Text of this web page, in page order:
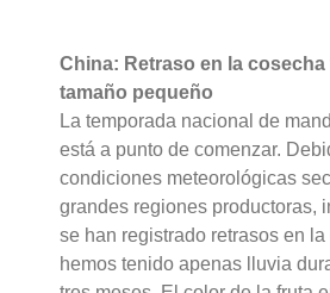
China: Retraso en la cosecha
tamaño pequeño
La temporada nacional de
está a punto de comenzar.
condiciones meteorológicas
grandes regiones productoras,
se han registrado retrasos en
hemos tenido apenas lluvia